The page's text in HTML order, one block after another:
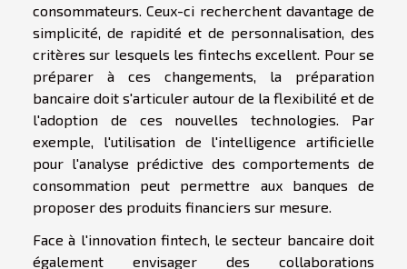
consommateurs. Ceux-ci recherchent davantage de
simplicité, de rapidité et de personnalisation, des
critères sur lesquels les fintechs excellent. Pour se
préparer à ces changements, la préparation
bancaire doit s'articuler autour de la flexibilité et de
l'adoption de ces nouvelles technologies. Par
exemple, l'utilisation de l'intelligence artificielle
pour l'analyse prédictive des comportements de
consommation peut permettre aux banques de
proposer des produits financiers sur mesure.
Face à l'innovation fintech, le secteur bancaire doit
également envisager des collaborations